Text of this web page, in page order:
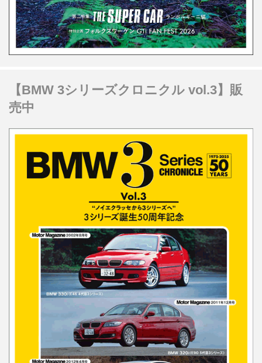
【BMW 3シリーズクロニクル vol.3】販
売中